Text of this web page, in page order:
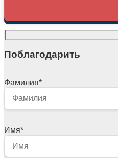
Поблагодарить
Фамилия*
Имя*